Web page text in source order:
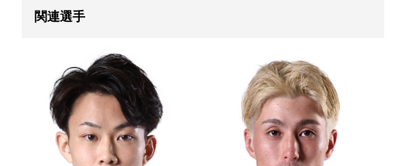
関連選手